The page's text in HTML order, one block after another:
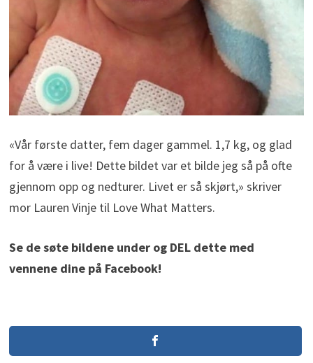
«Vår første datter, fem dager gammel. 1,7 kg, og glad
for å være i live! Dette bildet var et bilde jeg så på ofte
gjennom opp og nedturer. Livet er så skjørt,» skriver
mor Lauren Vinje til Love What Matters.
Se de søte bildene under og DEL dette med
vennene dine på Facebook!